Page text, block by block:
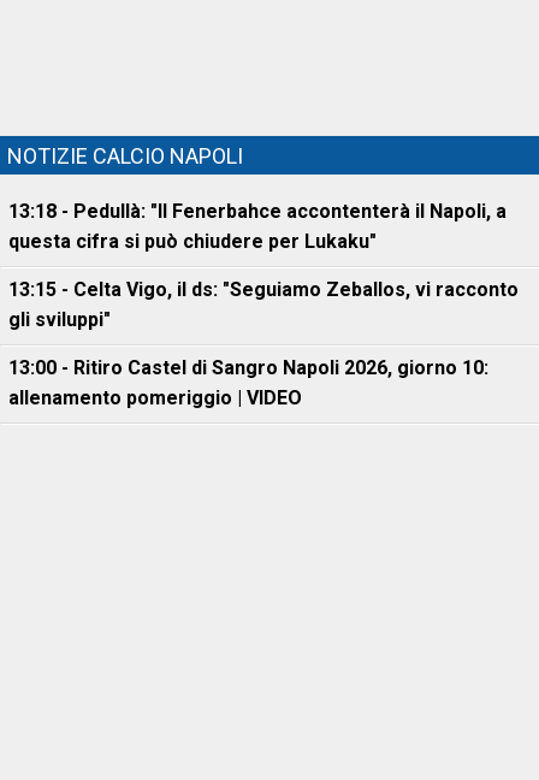
NOTIZIE CALCIO NAPOLI
13:18 - Pedullà: "Il Fenerbahce accontenterà il Napoli, a
questa cifra si può chiudere per Lukaku"
13:15 - Celta Vigo, il ds: "Seguiamo Zeballos, vi racconto
gli sviluppi"
13:00 - Ritiro Castel di Sangro Napoli 2026, giorno 10:
allenamento pomeriggio | VIDEO